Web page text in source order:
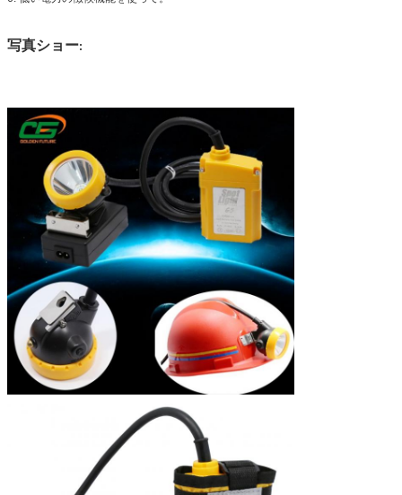
写真ショー: